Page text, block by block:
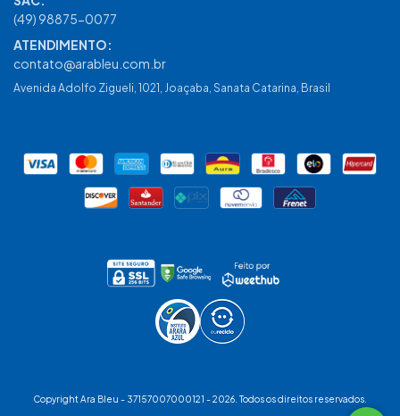
(49) 98875-0077
contato@arableu.com.br
Avenida Adolfo Zigueli, 1021, Joaçaba, Sanata Catarina, Brasil
Copyright Ara Bleu - 37157007000121 - 2026. Todos os direitos reservados.